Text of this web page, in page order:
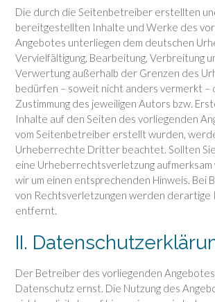
Die durch die Seitenbetreiber erstellten
bereitgestellten Inhalte und Werke des
Angebotes unterliegen dem deutschen
Vervielfältigung, Bearbeitung, Verbreitung
Verwertung außerhalb der Grenzen des
bedürfen – soweit nicht anders vermerkt –
Zustimmung des jeweiligen Autors bzw.
Inhalte auf den Seiten des vorliegenden
vom Seitenbetreiber erstellt wurden,
Urheberrechte Dritter beachtet. Sollten
eine Urheberrechtsverletzung
wir um einen entsprechenden Hinweis. Bei
von Rechtsverletzungen werden derartige
entfernt.
II.
Der Betreiber des vorliegenden
Datenschutz ernst. Die Nutzung des